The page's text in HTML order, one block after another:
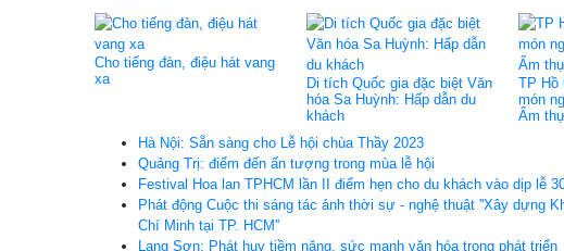
Cho tiếng đàn, điệu hát vang
xa
Di tích Quốc gia đặc biệt Văn
hóa Sa Huỳnh: Hấp dẫn du
khách
TP Hồ
món
Ẩm
Hà Nội: Sẵn sàng cho Lễ hội chùa Thầy 2023
Quảng Trị: điểm đến ấn tượng trong mùa lễ hội
Festival Hoa lan TPHCM lần II điểm hẹn cho du khách vào dịp lễ
Phát động Cuộc thi sáng tác ảnh thời sự - nghệ thuật ''Xây dựng
Chí Minh tại TP. HCM''
Lạng Sơn: Phát huy tiềm năng, sức mạnh văn hóa trong phát triển